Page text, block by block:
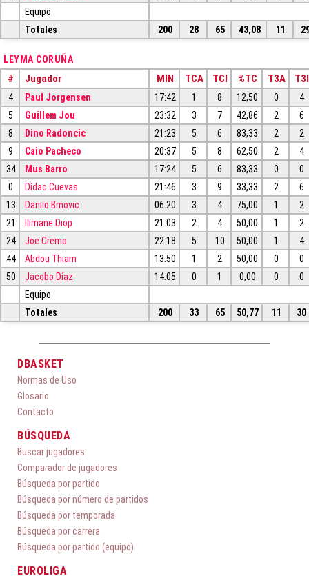
Equipo
Totales
200 28 65 43,08 11
LEYMA CORUÑA
# Jugador MIN TCA TCI %TC T3A T3I
4 Paul Jorgensen 17:42 1 8 12,50 0
4
5
Guillem Jou 23:32 3 7 42,86 2
6
8
Dino Radoncic 21:23 5 6 83,33 2
2
9
Caio Pacheco 20:37 5 8 62,50 2
4
34
Mus Barro 17:24 5 6 83,33 0
0
0
Dídac Cuevas 21:46 3 9 33,33 2
6
13
Danilo Brnovic 06:20 3 4 75,00 1
2
21
Ilimane Diop 21:03 2 4 50,00 1
2
24
Joe Cremo 22:18 5 10 50,00 1
4
44
Abdou Thiam 13:50 1 2 50,00 0
0
50
Jacobo Díaz 14:05 0 1 0,00 0
0
Equipo
Totales
200 33 65 50,77 11 30
DBASKET
Normas de Uso
Glosario
Contacto
BÚSQUEDA
Buscar jugadores
Comparador de jugadores
Búsqueda por partido
Búsqueda por número de partidos
Búsqueda por temporada
Búsqueda por carrera
Búsqueda por partido (equipo)
EUROLIGA